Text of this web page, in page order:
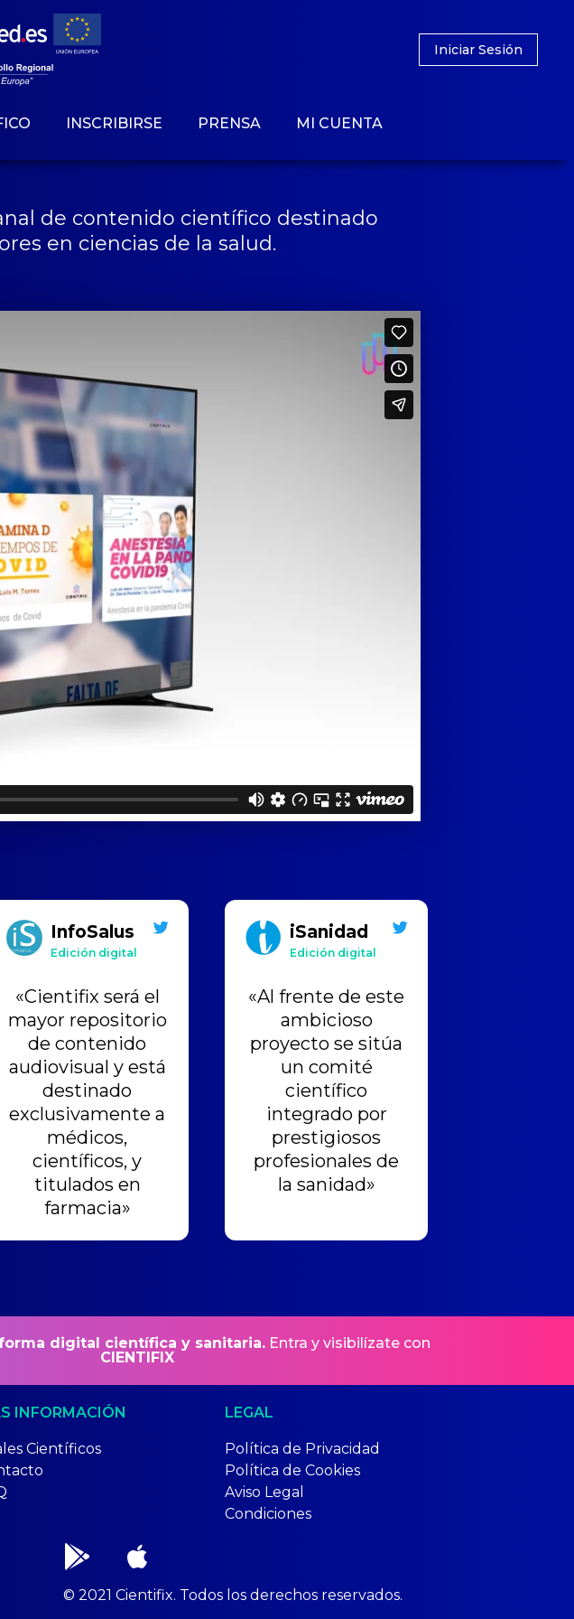
Iniciar Sesión
INSCRIBIRSE PRENSA MI CUENTA
de contenido científico destinado
en ciencias de la salud.
InfoSalus
Edición digital
«Cientifix será el
mayor repositorio
de contenido
audiovisual y está
destinado
exclusivamente a
médicos,
científicos, y
titulados en
farmacia»
iSanidad
Edición digital
«Al frente de este
ambicioso
proyecto se sitúa
un comité
científico
integrado por
prestigiosos
profesionales de
la sanidad»
digital científica y sanitaria. Entra y visibilízate con
CIENTIFIX
INFORMACIÓN
Científicos
LEGAL
Política de Privacidad
Política de Cookies
Aviso Legal
Condiciones
© 2021 Cientifix. Todos los derechos reservados.